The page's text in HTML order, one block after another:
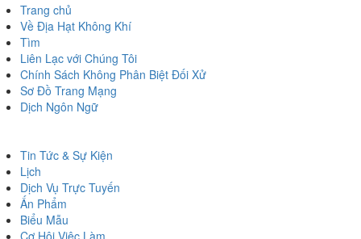
Spare
The
Air
(Bảo
Toàn
Không
Khí)
Trang
Mạng
8774
No
Burn
(Không
Đốt)
Trang chủ
Về Địa Hạt Không Khí
Tìm
Liên Lạc với Chúng Tôi
Chính Sách Không Phân Biệt Đối Xử
Sơ Đồ Trang Mạng
Dịch Ngôn Ngữ
Tin Tức & Sự Kiện
Lịch
Dịch Vụ Trực Tuyến
Ấn Phẩm
Biểu Mẫu
Cơ Hội Việc Làm